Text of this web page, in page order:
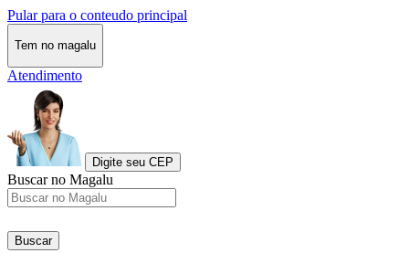
Pular para o conteudo principal
Tem no magalu
Atendimento
Digite seu CEP
Buscar no Magalu
Buscar